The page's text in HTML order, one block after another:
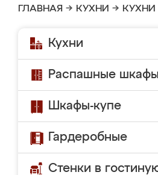
ГЛАВНАЯ → КУХНИ →
Кухни
Распашные шкафы
Шкафы-купе
Гардеробные
Стенки в